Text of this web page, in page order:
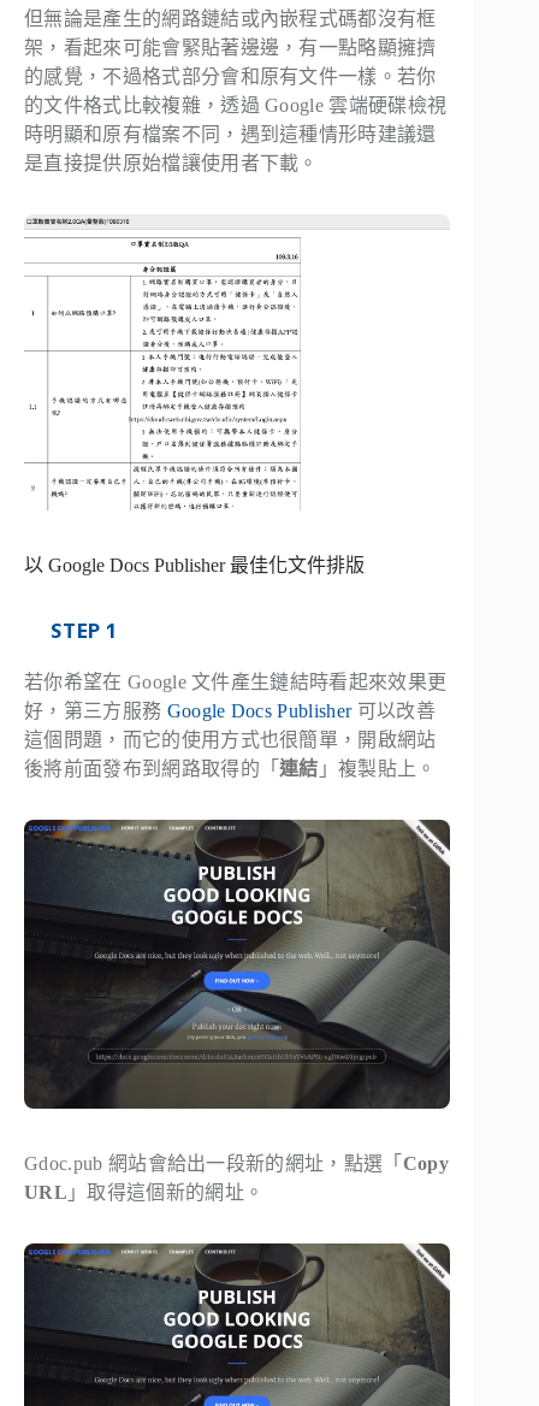
但無論是產生的網路鏈結或內嵌程式碼都沒有框
架，看起來可能會緊貼著邊邊，有一點略顯擁擠
的感覺，不過格式部分會和原有文件一樣。若你
的文件格式比較複雜，透過 Google 雲端硬碟檢視
時明顯和原有檔案不同，遇到這種情形時建議還
是直接提供原始檔讓使用者下載。
以 Google Docs Publisher 最佳化文件排版
STEP 1
若你希望在 Google 文件產生鏈結時看起來效果更
好，第三方服務 Google Docs Publisher可以改善
這個問題，而它的使用方式也很簡單，開啟網站
後將前面發布到網路取得的「連結 」複製貼上。
Gdoc.pub 網站會給出一段新的網址，點選「 Copy
URL 」取得這個新的網址。